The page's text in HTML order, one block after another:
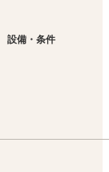
設備・条件